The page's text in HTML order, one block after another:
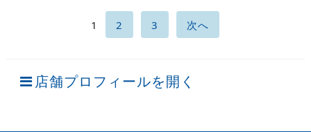
1 2 3 次へ
店舗プロフィールを開く